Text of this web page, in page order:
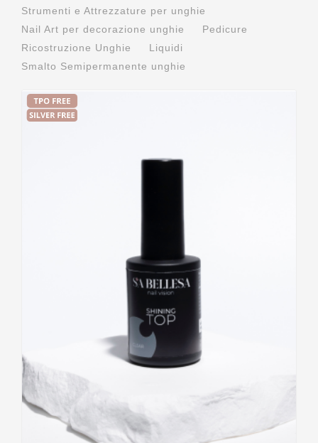
Strumenti e Attrezzature per unghie
Nail Art per decorazione unghie
Pedicure
Ricostruzione Unghie
Liquidi
Smalto Semipermanente unghie